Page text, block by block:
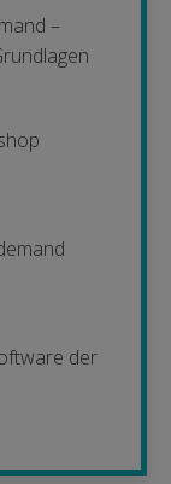
–
der